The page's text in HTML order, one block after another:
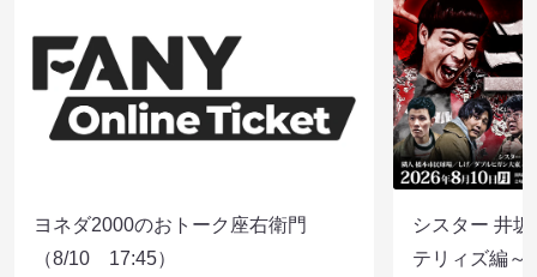
ヨネダ2000のおトーク座右衛門
（8/10 17:45）
シスター 井
テリィズ編